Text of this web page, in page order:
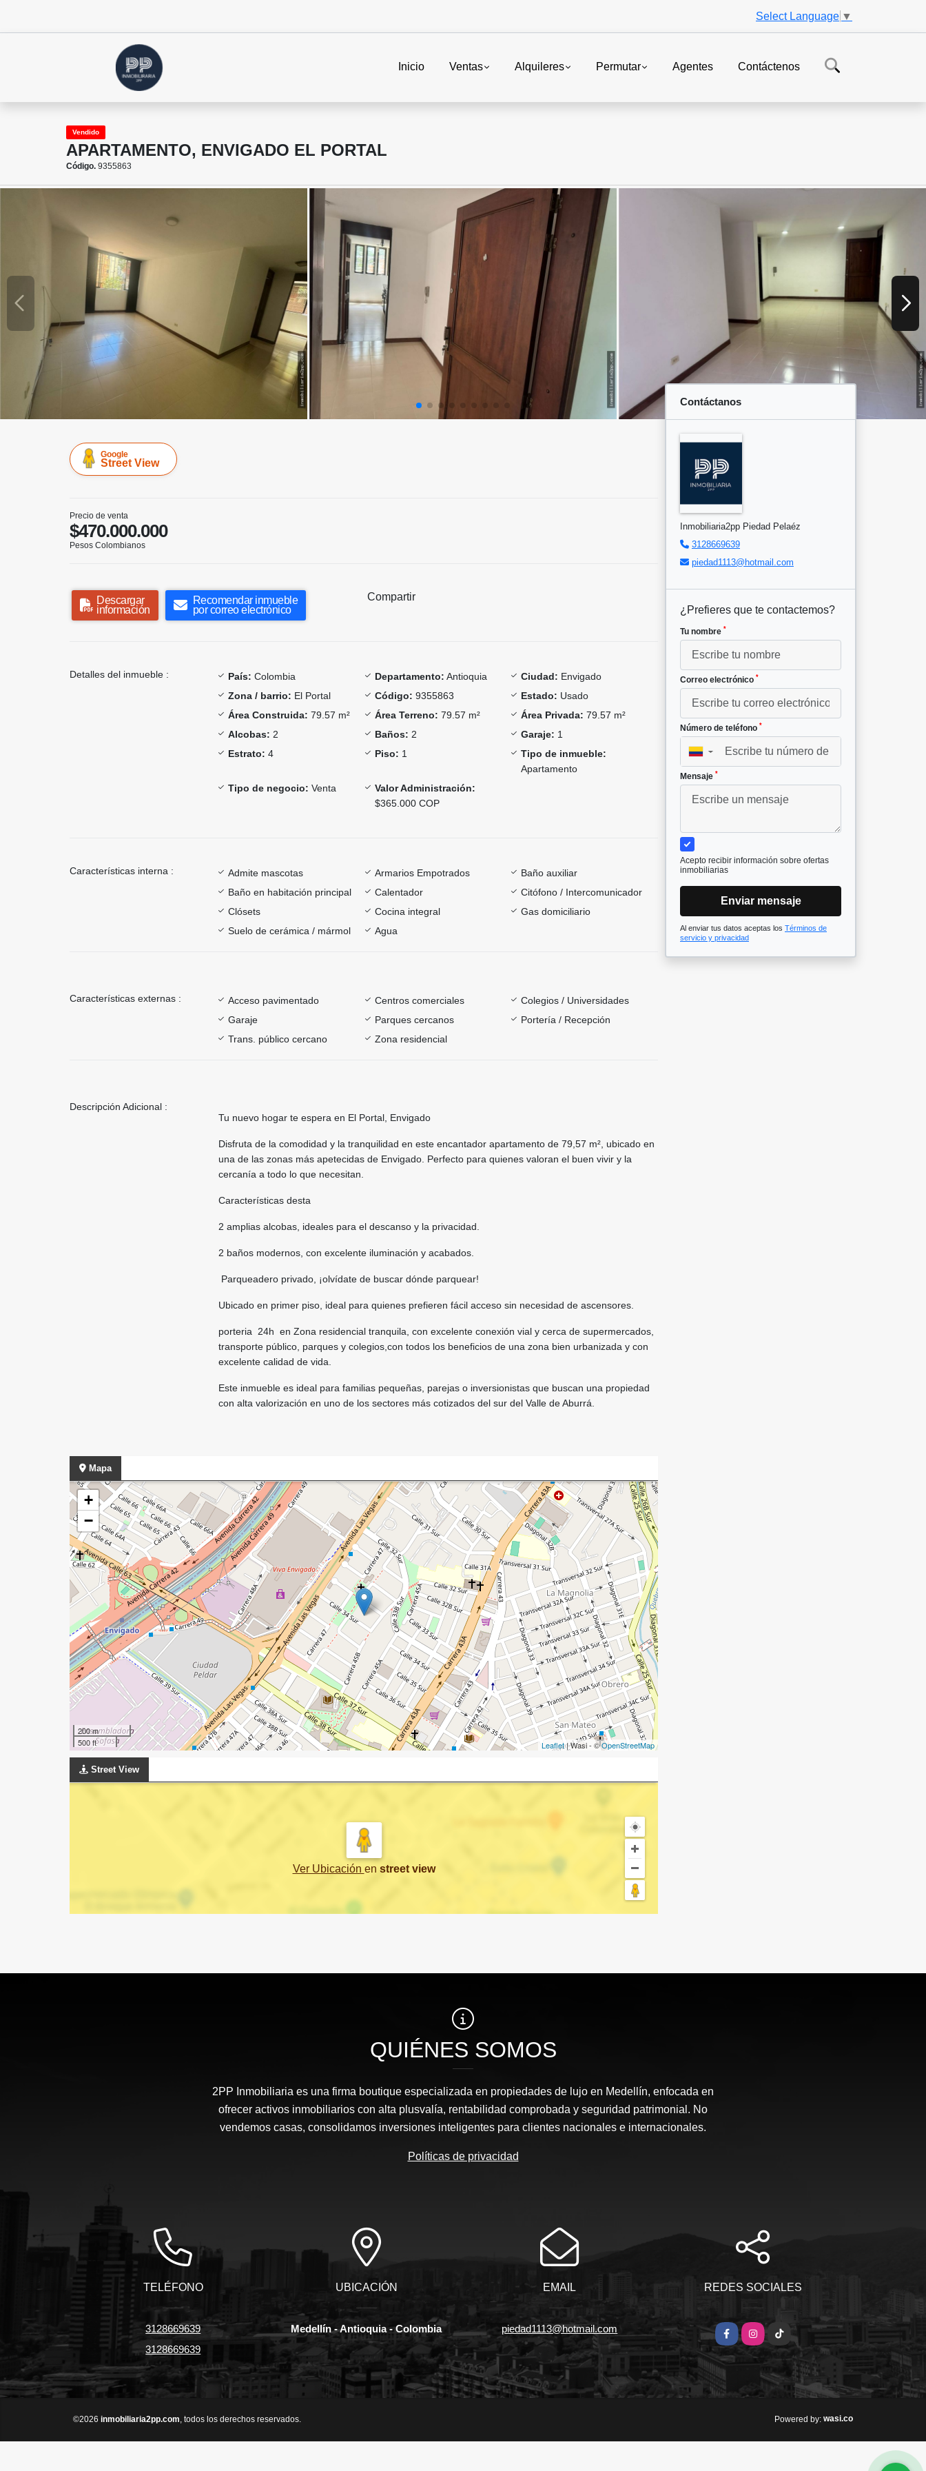
Select Language ▼
Inicio Ventas Alquileres Permutar Agentes Contáctenos
Vendido
APARTAMENTO, ENVIGADO EL PORTAL
Código. 9355863
Google
Street View
Precio de venta
$470.000.000
Pesos Colombianos
Descargar
información
Recomendar inmueble
por correo electrónico
Compartir
Detalles del inmueble : País: Colombia Departamento: Antioquia Ciudad: Envigado
Zona / barrio: El Portal Código: 9355863 Estado: Usado
Área Construida: 79.57 m² Área Terreno: 79.57 m² Área Privada: 79.57 m²
Alcobas: 2 Baños: 2 Garaje: 1
Estrato: 4 Piso: 1
Tipo de inmueble:
Apartamento
Tipo de negocio: Venta
Valor Administración:
$365.000 COP
Características interna : Admite mascotas Armarios Empotrados
Baño auxiliar
Baño en habitación principal
Calentador
Citófono / Intercomunicador
Clósets
Cocina integral
Gas domiciliario
Suelo de cerámica / mármol
Agua
Características externas : Acceso pavimentado Centros comerciales
Colegios / Universidades
Garaje
Parques cercanos
Portería / Recepción
Trans. público cercano
Zona residencial
Descripción Adicional :
Tu nuevo hogar te espera en El Portal, Envigado
Disfruta de la comodidad y la tranquilidad en este encantador apartamento de 79,57 m², ubicado en
una de las zonas más apetecidas de Envigado. Perfecto para quienes valoran el buen vivir y la
cercanía a todo lo que necesitan.
Características desta
2 amplias alcobas, ideales para el descanso y la privacidad.
2 baños modernos, con excelente iluminación y acabados.
Parqueadero privado, ¡olvídate de buscar dónde parquear!
Ubicado en primer piso, ideal para quienes prefieren fácil acceso sin necesidad de ascensores.
porteria 24h en Zona residencial tranquila, con excelente conexión vial y cerca de supermercados,
transporte público, parques y colegios,con todos los beneficios de una zona bien urbanizada y con
excelente calidad de vida.
Este inmueble es ideal para familias pequeñas, parejas o inversionistas que buscan una propiedad
con alta valorización en uno de los sectores más cotizados del sur del Valle de Aburrá.
Mapa
+
−
200 m
500 ft
Leaflet| Wasi - ©OpenStreetMap
Street View
Ver Ubicación en street view
Contáctanos
Inmobiliaria2pp Piedad Pelaéz
3128669639
piedad1113@hotmail.com
¿Prefieres que te contactemos?
Tu nombre *
Correo electrónico *
Número de teléfono *
▼
Mensaje *
Acepto recibir información sobre ofertas
inmobiliarias
Enviar mensaje
Al enviar tus datos aceptas los Términos de
servicio y privacidad
QUIÉNES SOMOS
2PP Inmobiliaria es una firma boutique especializada en propiedades de lujo en Medellín, enfocada en
ofrecer activos inmobiliarios con alta plusvalía, rentabilidad comprobada y seguridad patrimonial. No
vendemos casas, consolidamos inversiones inteligentes para clientes nacionales e internacionales.
Políticas de privacidad
TELÉFONO
3128669639
3128669639
UBICACIÓN
Medellín - Antioquia - Colombia
EMAIL
piedad1113@hotmail.com
REDES SOCIALES
FacebookInstagram
TikTok
©2026 inmobiliaria2pp.com , todos los derechos reservados. Powered by: wasi.co